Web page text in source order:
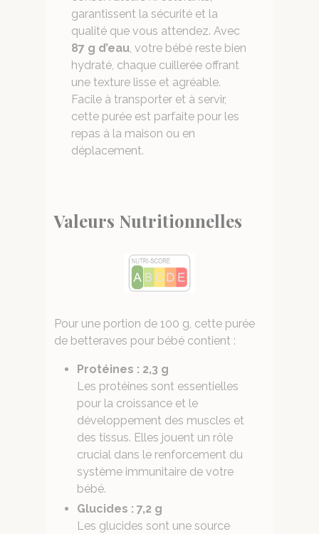
garantissent la sécurité et la
qualité que vous attendez. Avec
87 g d’eau, votre bébé reste bien
hydraté, chaque cuillerée offrant
une texture lisse et agréable.
Facile à transporter et à servir,
cette purée est parfaite pour les
repas à la maison ou en
déplacement.
Valeurs Nutritionnelles
Pour une portion de 100 g, cette purée
de betteraves pour bébé contient :
Protéines : 2,3 g
Les protéines sont essentielles
pour la croissance et le
développement des muscles et
des tissus. Elles jouent un rôle
crucial dans le renforcement du
système immunitaire de votre
bébé.
Glucides : 7,2 g
Les glucides sont une source